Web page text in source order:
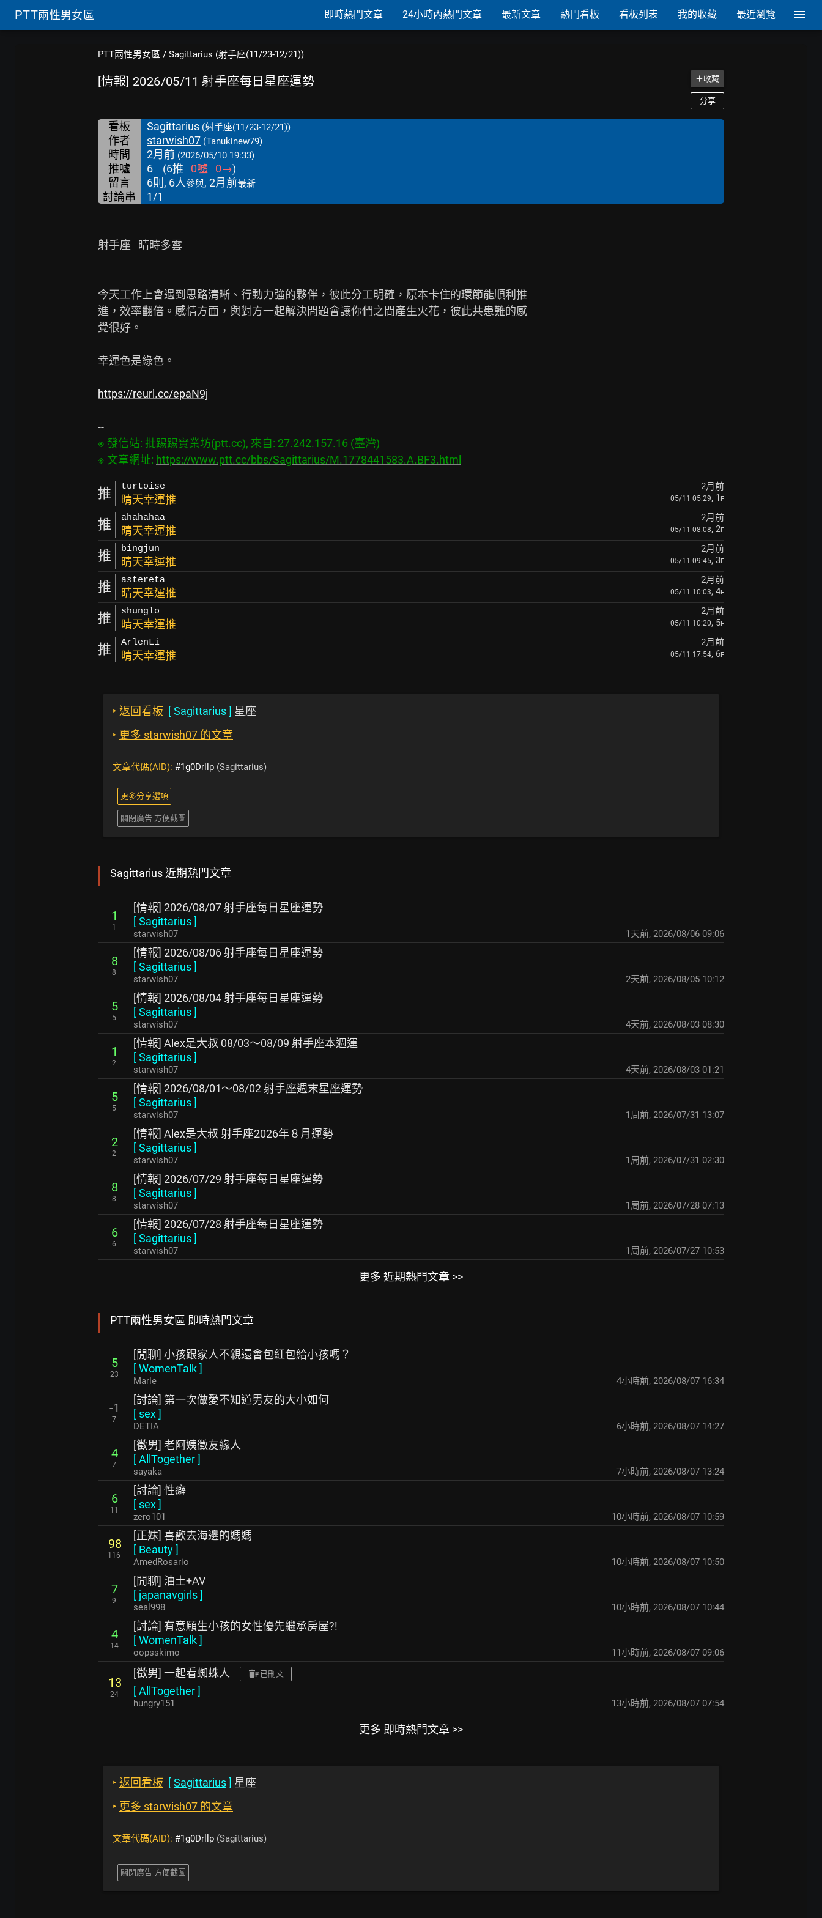
PTT兩性男女區 即時熱門文章 24小時內熱門文章 最新文章 熱門看板 看板列表 我的收藏 最近瀏覽
PTT兩性男女區 / Sagittarius (射手座(11/23-12/21))
[情報] 2026/05/11 射手座每日星座運勢 ＋收藏
分享
看板 Sagittarius (射手座(11/23-12/21))
作者 starwish07 (Tanukinew79)
時間 2月前 (2026/05/10 19:33)
推噓 6 (6推 0噓 0→)
留言
6則, 6人參與, 2月前最新
討論串 1/1
射手座   晴時多雲
今天工作上會遇到思路清晰、行動力強的夥伴，彼此分工明確，原本卡住的環節能順利推
進，效率翻倍。感情方面，與對方一起解決問題會讓你們之間產生火花，彼此共患難的感
覺很好。
幸運色是綠色。
https://reurl.cc/epaN9j
※ 發信站: 批踢踢實業坊(ptt.cc), 來自: 27.242.157.16 (臺灣)
※ 文章網址: https://www.ptt.cc/bbs/Sagittarius/M.1778441583.A.BF3.html
推 turtoise 2月前
晴天幸運推 05/11 05:29, 1 F
推 ahahahaa 2月前
晴天幸運推 05/11 08:08, 2F
推 bingjun 2月前
晴天幸運推 05/11 09:45, 3F
推 astereta 2月前
晴天幸運推 05/11 10:03, 4F
推 shunglo 2月前
晴天幸運推 05/11 10:20, 5F
推 ArlenLi 2月前
晴天幸運推 05/11 17:54, 6F
‣ 返回看板 [Sagittarius] 星座
‣ 更多 starwish07 的文章
文章代碼(AID): #1g0Drllp (Sagittarius)
更多分享選項
關閉廣告 方便截圖
Sagittarius 近期熱門文章
1
1
[情報] 2026/08/07 射手座每日星座運勢
[Sagittarius]
starwish07 1天前, 2026/08/06 09:06
8
8
[情報] 2026/08/06 射手座每日星座運勢
[Sagittarius]
starwish07 2天前, 2026/08/05 10:12
5
5
[情報] 2026/08/04 射手座每日星座運勢
[Sagittarius]
starwish07 4天前, 2026/08/03 08:30
1
2
[情報] Alex是大叔 08/03～08/09 射手座本週運
[Sagittarius]
starwish07 4天前, 2026/08/03 01:21
5
5
[情報] 2026/08/01～08/02 射手座週末星座運勢
[Sagittarius]
starwish07 1周前, 2026/07/31 13:07
2
2
[情報] Alex是大叔 射手座2026年８月運勢
[Sagittarius]
starwish07 1周前, 2026/07/31 02:30
8
8
[情報] 2026/07/29 射手座每日星座運勢
[Sagittarius]
starwish07 1周前, 2026/07/28 07:13
6
6
[情報] 2026/07/28 射手座每日星座運勢
[Sagittarius]
starwish07 1周前, 2026/07/27 10:53
更多 近期熱門文章 >>
PTT兩性男女區 即時熱門文章
5
23
[閒聊] 小孩跟家人不親還會包紅包給小孩嗎？
[WomenTalk]
Marle 4小時前, 2026/08/07 16:34
-1
7
[討論] 第一次做愛不知道男友的大小如何
[ sex]
DETIA 6小時前, 2026/08/07 14:27
4
7
[徵男] 老阿姨徵友緣人
[AllTogether]
sayaka 7小時前, 2026/08/07 13:24
6
11
[討論] 性癖
[ sex]
zero101 10小時前, 2026/08/07 10:59
98
116
[正妹] 喜歡去海邊的媽媽
[ Beauty]
AmedRosario 10小時前, 2026/08/07 10:50
7
9
[閒聊] 油土+AV
[ japanavgirls]
seal998 10小時前, 2026/08/07 10:44
4
14
[討論] 有意願生小孩的女性優先繼承房屋?!
[WomenTalk]
oopsskimo 11小時前, 2026/08/07 09:06
13
24
[徵男] 一起看蜘蛛人 已刪文
[AllTogether]
hungry151 13小時前, 2026/08/07 07:54
更多 即時熱門文章 >>
‣ 返回看板 [Sagittarius] 星座
‣ 更多 starwish07 的文章
文章代碼(AID): #1g0Drllp (Sagittarius)
關閉廣告 方便截圖